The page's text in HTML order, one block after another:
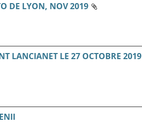
DE LYON, NOV 2019
LANCIANET LE 27 OCTOBRE 2019